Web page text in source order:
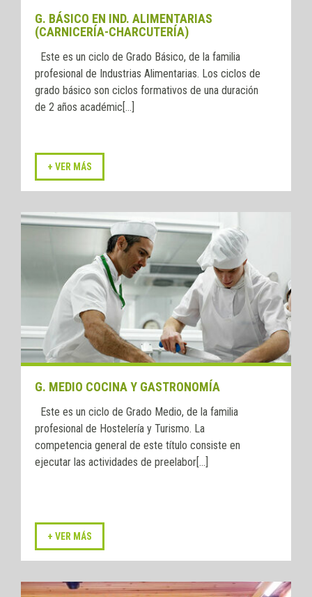
G. BÁSICO EN IND. ALIMENTARIAS
(CARNICERÍA-CHARCUTERÍA)
Este es un ciclo de Grado Básico, de la familia
profesional de Industrias Alimentarias. Los ciclos de
grado básico son ciclos formativos de una duración
de 2 años académic[...]
G. MEDIO COCINA Y GASTRONOMÍA
Este es un ciclo de Grado Medio, de la familia
profesional de Hostelería y Turismo. La
competencia general de este título consiste en
ejecutar las actividades de preelabor[...]